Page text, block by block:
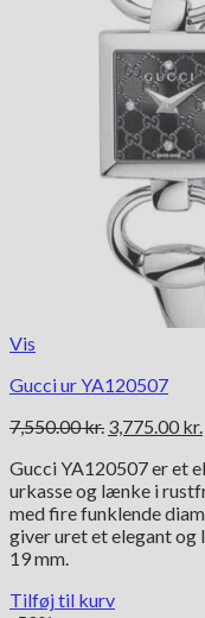
Vis
Gucci ur YA120507
7,550.00kr. Den
pris
var:
7,550.00 kr..
3,775.00 kr.
Gucci YA120507 er et
urkasse og lænke i
med fire funklende
giver uret et elegant og
19 mm.
Tilføj til kurv